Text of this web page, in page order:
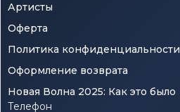
Артисты
Оферта
Политика конфиденциальности
Оформление возврата
Новая Волна 2025: Как это было
Телефон